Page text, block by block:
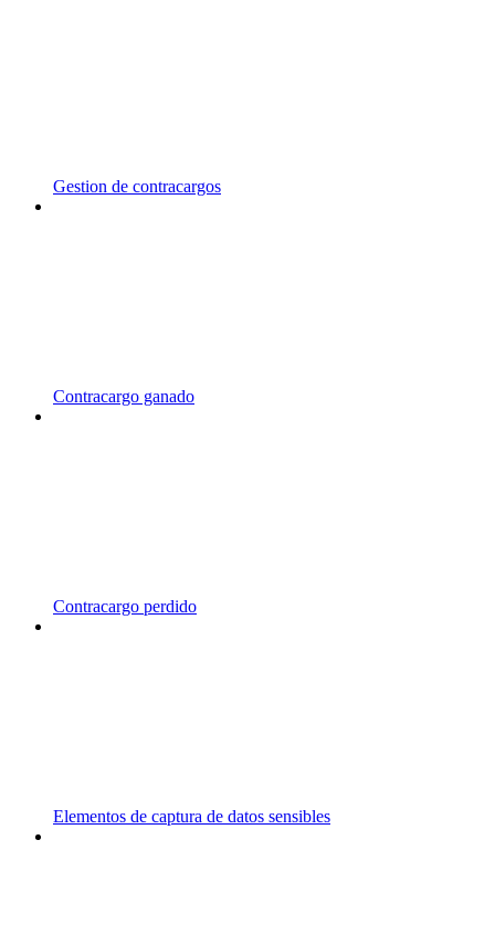
Gestion de contracargos
Contracargo ganado
Contracargo perdido
Elementos de captura de datos sensibles